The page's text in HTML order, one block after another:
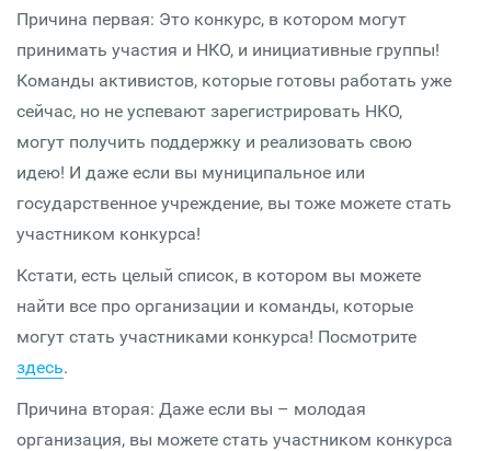
Причина первая: Это конкурс, в котором могут
принимать участия и НКО, и инициативные группы!
Команды активистов, которые готовы работать уже
сейчас, но не успевают зарегистрировать НКО,
могут получить поддержку и реализовать свою
идею! И даже если вы муниципальное или
государственное учреждение, вы тоже можете стать
участником конкурса!
Кстати, есть целый список, в котором вы можете
найти все про организации и команды, которые
могут стать участниками конкурса! Посмотрите
здесь.
Причина вторая: Даже если вы – молодая
организация, вы можете стать участником конкурса